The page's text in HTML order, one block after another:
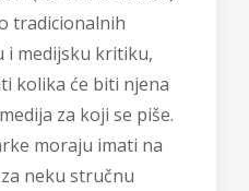
tradicionalnih
i medijsku kritiku,
kolika će biti njena
za koji se piše.
moraju imati na
neku stručnu